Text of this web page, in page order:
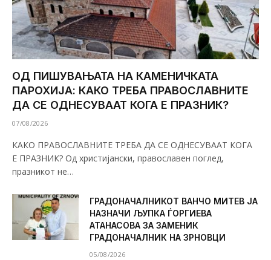
ОД ПИШУВАЊАТА НА КАМЕНИЧКАТА
ПАРОХИЈА: КАКО ТРЕБА ПРАВОСЛАВНИТЕ
ДА СЕ ОДНЕСУВААТ КОГА Е ПРАЗНИК?
07/08/2026
КАКО ПРАВОСЛАВНИТЕ ТРЕБА ДА СЕ ОДНЕСУВААТ КОГА
Е ПРАЗНИК? Од христијански, православен поглед,
празникот не…
ГРАДОНАЧАЛНИКОТ ВАНЧО МИТЕВ ЈА
НАЗНАЧИ ЉУПКА ЃОРГИЕВА
АТАНАСОВА ЗА ЗАМЕНИК
ГРАДОНАЧАЛНИК НА ЗРНОВЦИ
05/08/2026